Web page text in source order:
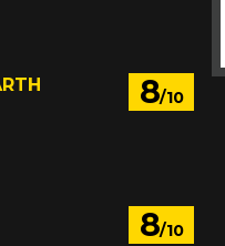
8/10
8/10